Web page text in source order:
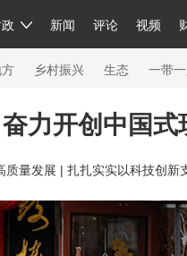
新闻 评论 视频
领袖习近平 联播+ 中国
片库 栏目大全 节目单
海外频道 iPanda
乡村振兴 生态 一带
总台春晚
新闻
人民领袖
奋力开创中国
质量发展 | 扎扎实实以科技创新